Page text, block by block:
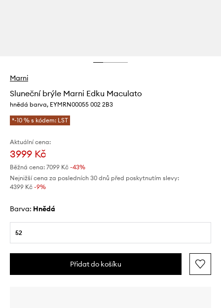
Marni
Sluneční brýle Marni Edku Maculato
hnědá barva, EYMRN00055 002 2B3
*-10 % s kódem: LST
Aktuální cena:
3999 Kč
Běžná cena: 7099 Kč -43%
Nejnižší cena za posledních 30 dnů před poskytnutím slevy:
4399 Kč -9%
Barva: hnědá
52
Přidat do košíku